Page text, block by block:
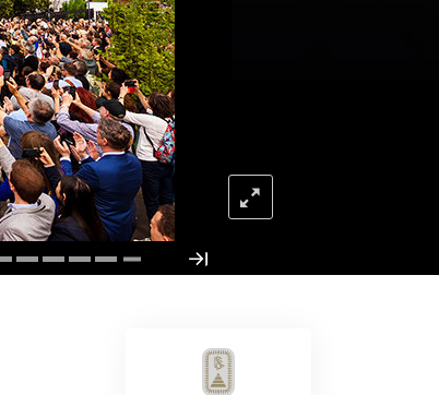
Hulpmiddelen bij het Dagelijks Werk
Ethiek en de Condities
De Oorzaak van Onderdrukking
Feitenonderzoek
De Grondbeginselen van Organiseren
De Grondslagen van Public Relations